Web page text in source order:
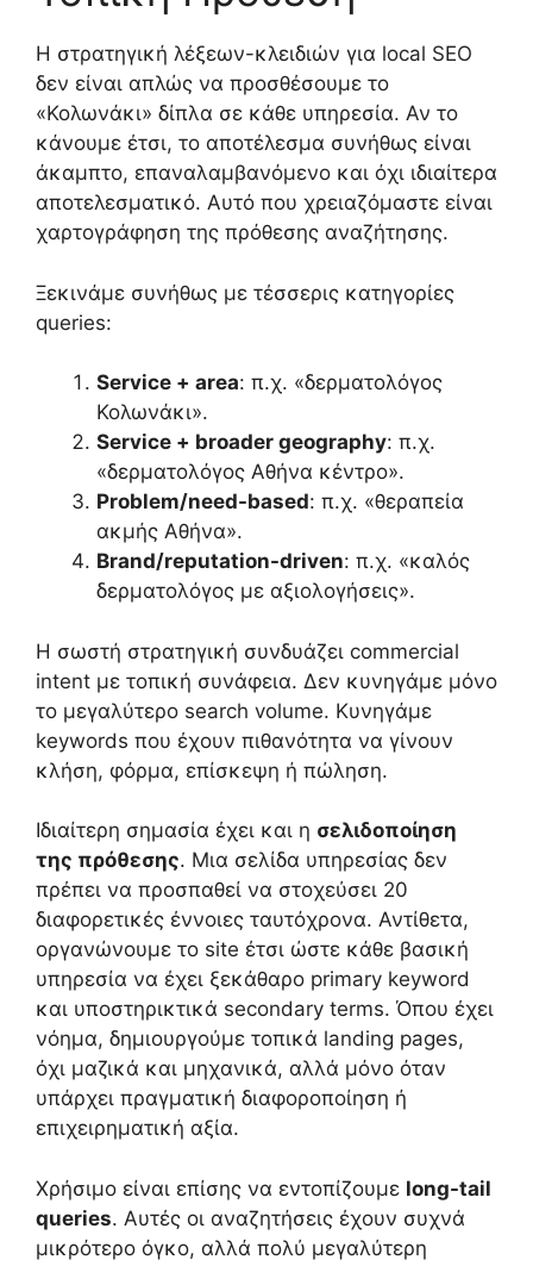
Η στρατηγική λέξεων-κλειδιών για local SEO
δεν είναι απλώς να προσθέσουμε το
«Κολωνάκι» δίπλα σε κάθε υπηρεσία. Αν το
κάνουμε έτσι, το αποτέλεσμα συνήθως είναι
άκαμπτο, επαναλαμβανόμενο και όχι ιδιαίτερα
αποτελεσματικό. Αυτό που χρειαζόμαστε είναι
χαρτογράφηση της πρόθεσης αναζήτησης.
Ξεκινάμε συνήθως με τέσσερις κατηγορίες
queries:
Service + area: π.χ. «δερματολόγος
Κολωνάκι».
Service + broader geography: π.χ.
«δερματολόγος Αθήνα κέντρο».
Problem/need-based: π.χ. «θεραπεία
ακμής Αθήνα».
Brand/reputation-driven: π.χ. «καλός
δερματολόγος με αξιολογήσεις».
Η σωστή στρατηγική συνδυάζει commercial
intent με τοπική συνάφεια. Δεν κυνηγάμε μόνο
το μεγαλύτερο search volume. Κυνηγάμε
keywords που έχουν πιθανότητα να γίνουν
κλήση, φόρμα, επίσκεψη ή πώληση.
Ιδιαίτερη σημασία έχει και η σελιδοποίηση
της πρόθεσης. Μια σελίδα υπηρεσίας δεν
πρέπει να προσπαθεί να στοχεύσει 20
διαφορετικές έννοιες ταυτόχρονα. Αντίθετα,
οργανώνουμε το site έτσι ώστε κάθε βασική
υπηρεσία να έχει ξεκάθαρο primary keyword
και υποστηρικτικά secondary terms. Όπου έχει
νόημα, δημιουργούμε τοπικά landing pages,
όχι μαζικά και μηχανικά, αλλά μόνο όταν
υπάρχει πραγματική διαφοροποίηση ή
επιχειρηματική αξία.
Χρήσιμο είναι επίσης να εντοπίζουμε long-tail
queries. Αυτές οι αναζητήσεις έχουν συχνά
μικρότερο όγκο, αλλά πολύ μεγαλύτερη